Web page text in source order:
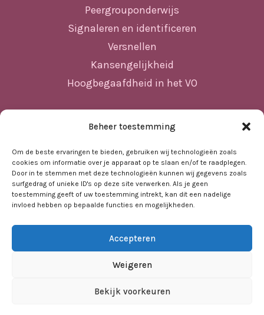
Beheer toestemming
Om de beste ervaringen te bieden, gebruiken wij technologieën zoals
cookies om informatie over je apparaat op te slaan en/of te raadplegen.
Door in te stemmen met deze technologieën kunnen wij gegevens zoals
surfgedrag of unieke ID's op deze site verwerken. Als je geen
toestemming geeft of uw toestemming intrekt, kan dit een nadelige
invloed hebben op bepaalde functies en mogelijkheden.
Accepteren
Weigeren
Bekijk voorkeuren
Peergrouponderwijs
Signaleren en identificeren
Versnellen
Kansengelijkheid
Hoogbegaafdheid in het VO
Home
Nieuws
Agenda
Kennisbank
Sociale kaart
Over ons
Contact